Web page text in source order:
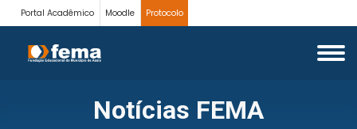
Portal Acadêmico Moodle Protocolo
Notícias FEMA